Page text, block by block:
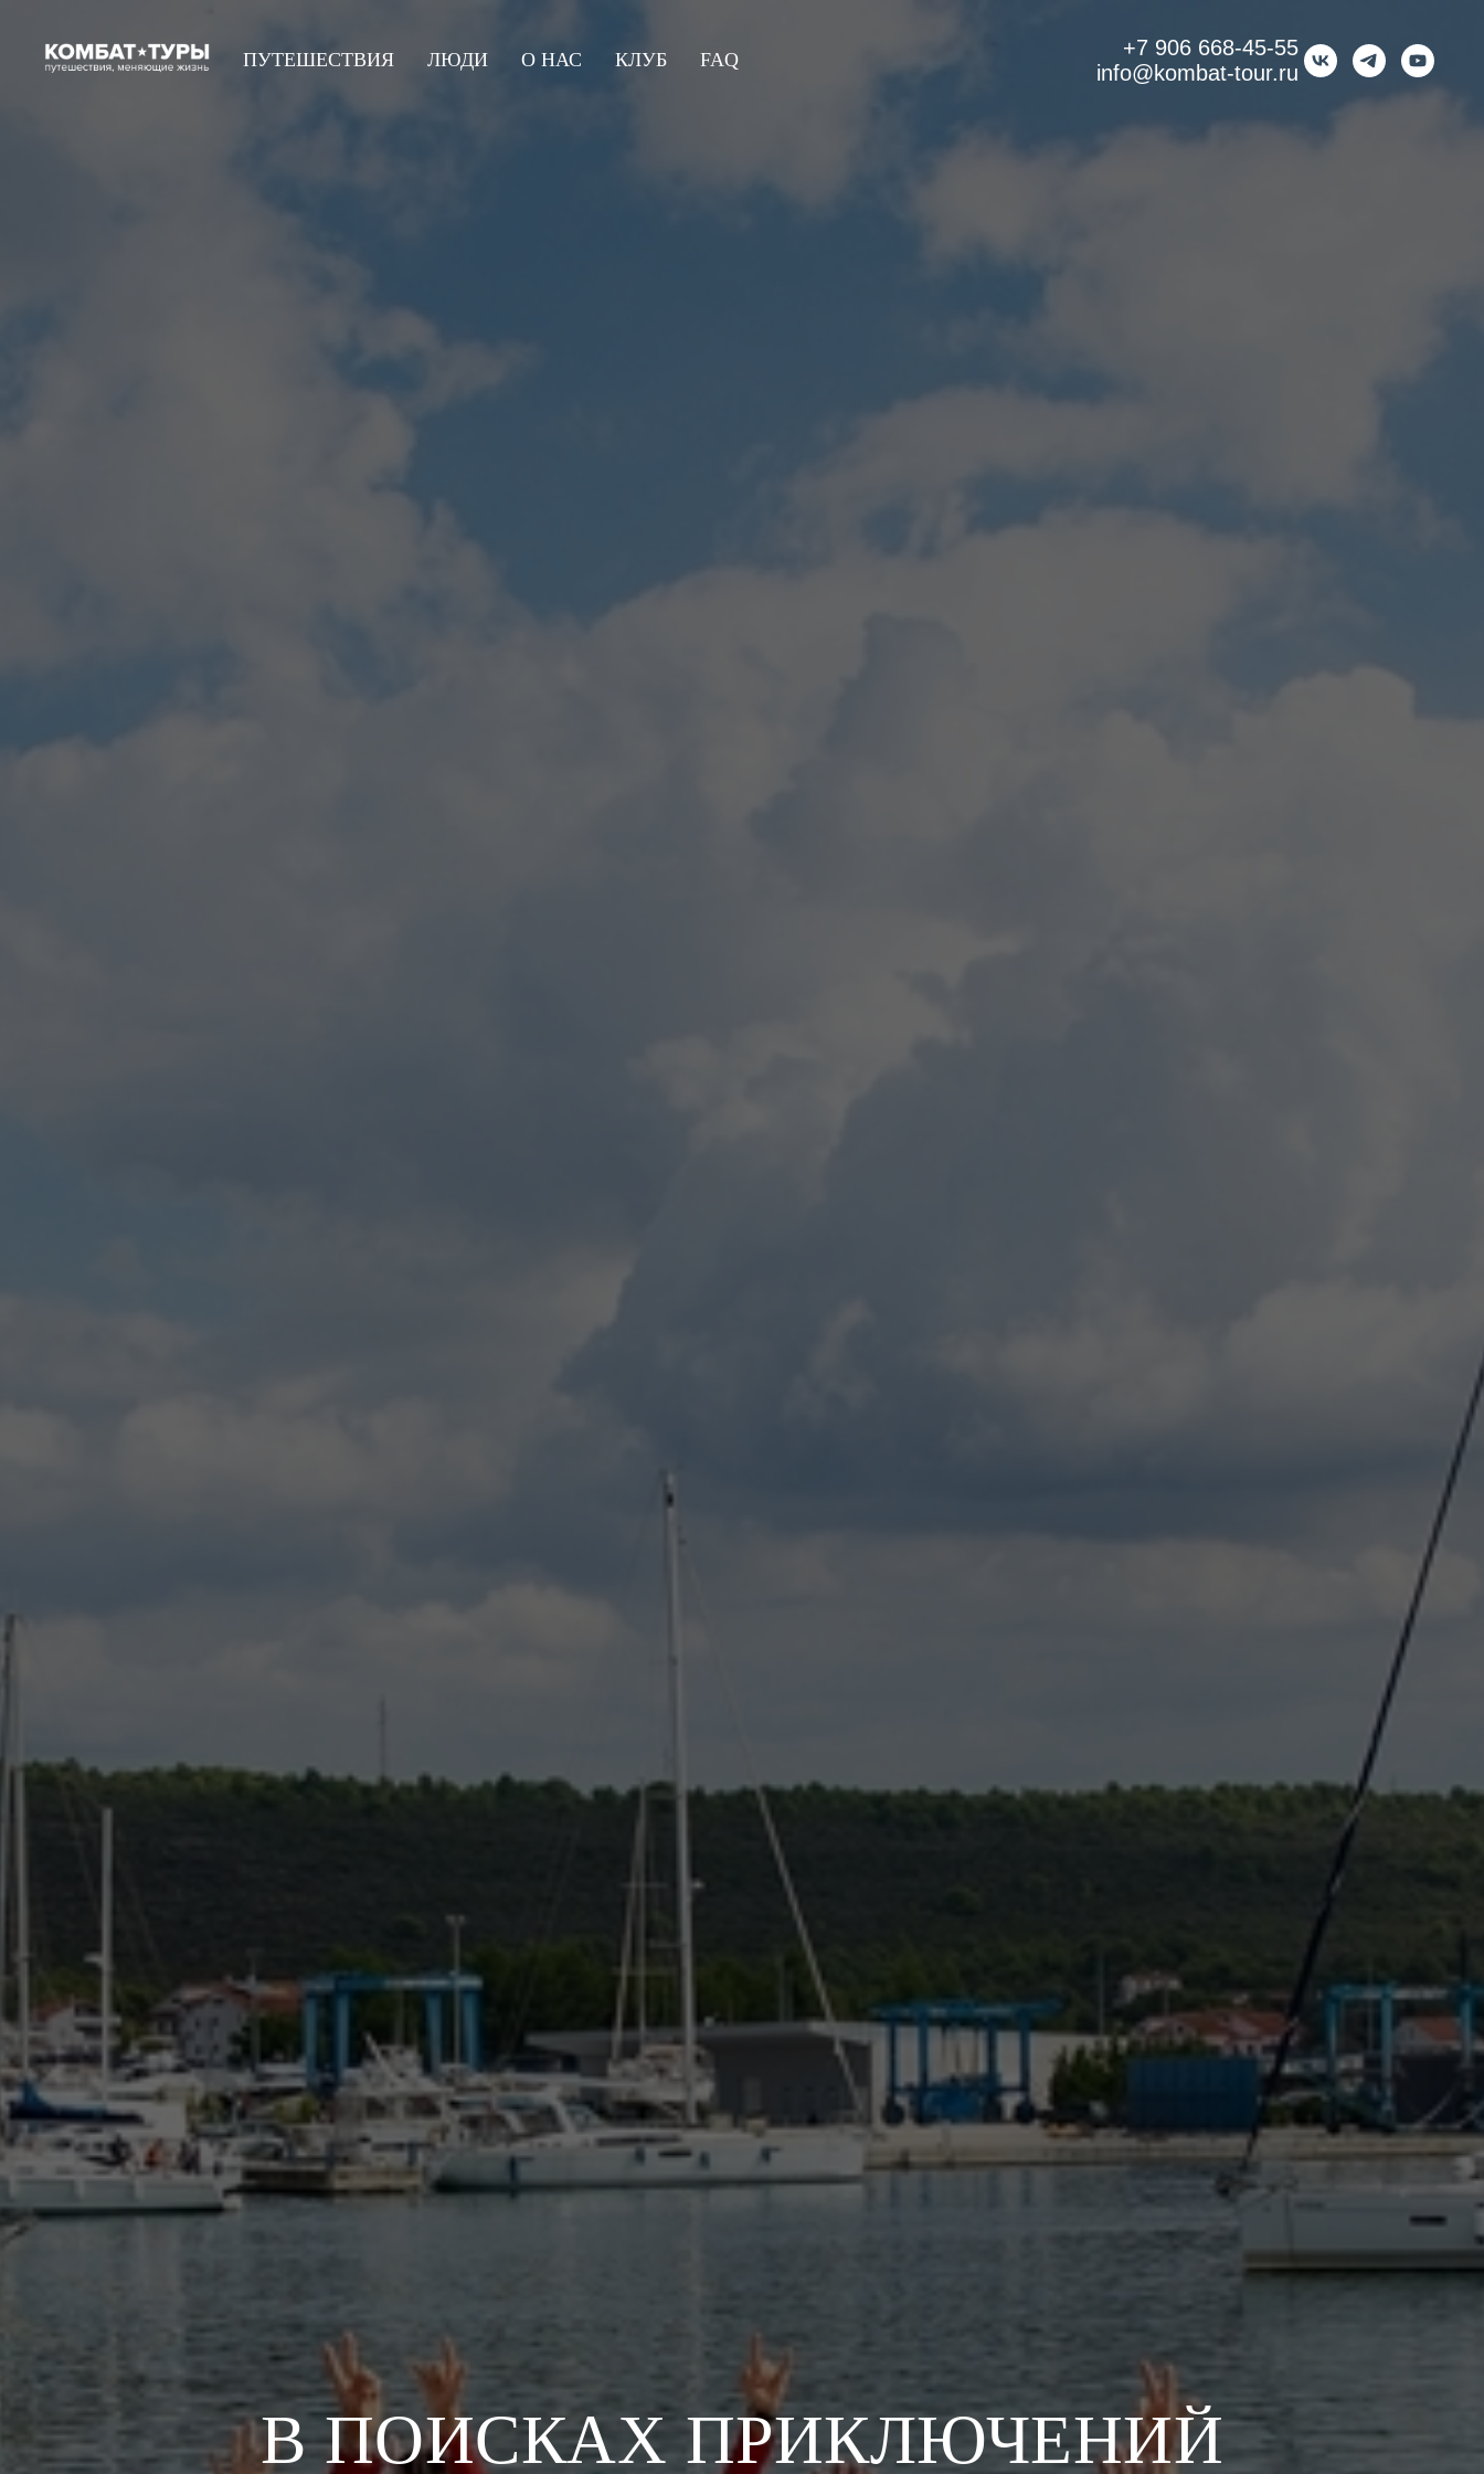
ПУТЕШЕСТВИЯ ЛЮДИ О НАС КЛУБ FAQ
+7 906 668-45-55
info@kombat-tour.ru
В ПОИСКАХ ПРИКЛЮЧЕНИЙ